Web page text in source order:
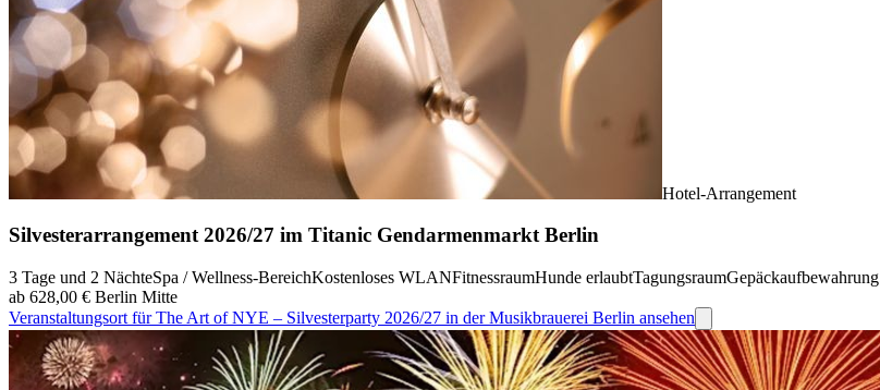
Hotel-Arrangement
Silvesterarrangement 2026/27 im Titanic Gendarmenmarkt Berlin
3 Tage und 2 NächteSpa / Wellness-BereichKostenloses WLANFitnessraumHunde erlaubtTagungsraumGepäckaufbewahrung
ab 628,00 € Berlin Mitte
Veranstaltungsort für The Art of NYE – Silvesterparty 2026/27 in der Musikbrauerei Berlin ansehen